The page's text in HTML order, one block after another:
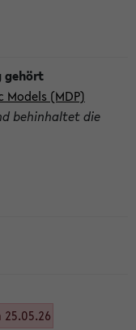
(MDP)
behinhaltet die